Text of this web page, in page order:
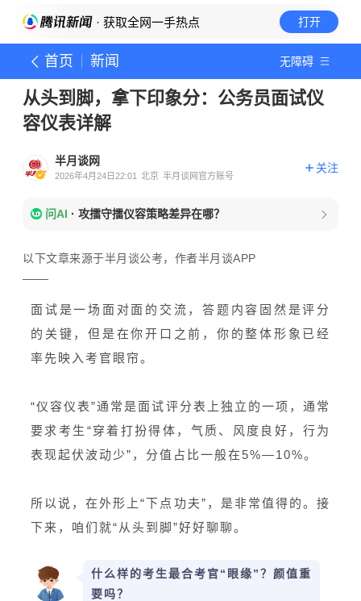
· 获取全网一手热点 打开
首页 新闻 无障碍
从头到脚，拿下印象分：公务员面试仪
容仪表详解
半月谈网
2026年4月24日22:01 北京 半月谈网官方账号
关注
问AI · 攻擂守擂仪容策略差异在哪？
以下文章来源于半月谈公考，作者半月谈APP
面试是一场面对面的交流，答题内容固然是评分
的关键，但是在你开口之前，你的整体形象已经
率先映入考官眼帘。
“仪容仪表”通常是面试评分表上独立的一项，通常
要求考生“穿着打扮得体，气质、风度良好，行为
表现起伏波动少”，分值占比一般在5%—10%。
所以说，在外形上“下点功夫”，是非常值得的。接
下来，咱们就“从头到脚”好好聊聊。
什么样的考生最合考官“眼缘”？颜值重
要吗？